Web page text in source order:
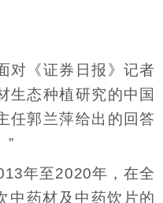
对《证券日报》记者
生态种植研究的中国
任郭兰萍给出的回答
”
年至2020年，在全
中药材及中药饮片的